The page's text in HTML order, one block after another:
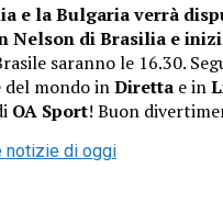
e la Bulgaria verrà
Nelson di Brasilia e
saranno le 16.30.
del mondo inDiretta e in
OA Sport! Buon
notizie di oggi